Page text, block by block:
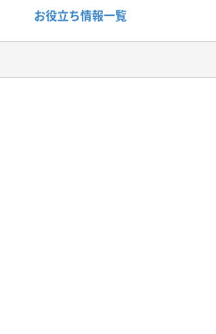
お役立ち情報一覧